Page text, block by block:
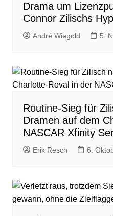
Drama um
Connor Zilischs
André Wiegold 5.
Routine-Sieg für
Dramen auf dem
NASCAR Xfinity
Erik Resch 6.